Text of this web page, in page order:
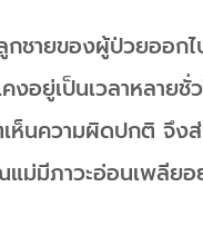
กชายของผู้ป่วยออก
ยู่เป็นเวลาหลายชั่
ห็นความผิดปกติ จึง
ม่มีภาวะอ่อนเพลีย